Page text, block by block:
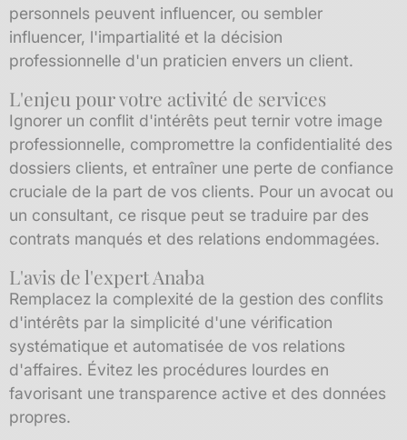
personnels peuvent influencer, ou sembler
influencer, l'impartialité et la décision
professionnelle d'un praticien envers un client.
L'enjeu pour votre activité de services
Ignorer un conflit d'intérêts peut ternir votre image
professionnelle, compromettre la confidentialité des
dossiers clients, et entraîner une perte de confiance
cruciale de la part de vos clients. Pour un avocat ou
un consultant, ce risque peut se traduire par des
contrats manqués et des relations endommagées.
L'avis de l'expert Anaba
Remplacez la complexité de la gestion des conflits
d'intérêts par la simplicité d'une vérification
systématique et automatisée de vos relations
d'affaires. Évitez les procédures lourdes en
favorisant une transparence active et des données
propres.